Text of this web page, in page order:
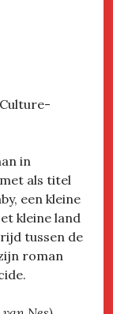
in
als titel
een kleine
kleine land
tussen de
roman